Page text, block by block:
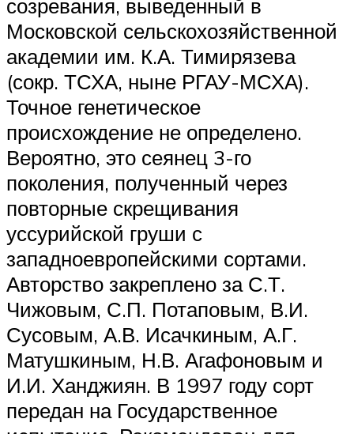
созревания, выведенный в
Московской сельскохозяйственной
академии им. К.А. Тимирязева
(сокр. ТСХА, ныне РГАУ-МСХА).
Точное генетическое
происхождение не определено.
Вероятно, это сеянец 3-го
поколения, полученный через
повторные скрещивания
уссурийской груши с
западноевропейскими сортами.
Авторство закреплено за С.Т.
Чижовым, С.П. Потаповым, В.И.
Сусовым, А.В. Исачкиным, А.Г.
Матушкиным, Н.В. Агафоновым и
И.И. Ханджиян. В 1997 году сорт
передан на Государственное